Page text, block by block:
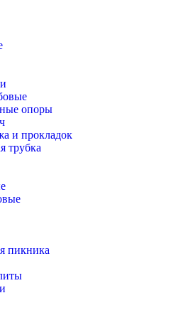
опоры
и прокладок
трубка
пикника